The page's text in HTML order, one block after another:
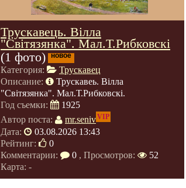
Трускавець. Вілла
"Світязянка". Мал.Т.Рибковскі
(1 фото)
новое
Категория:
Трускавец
Описание:
Трускавеь. Вілла
"Світязянка". Мал.Т.Рибковскі.
Год съемки:
1925
Автор поста:
mr.senivVIP
Дата:
03.08.2026 13:43
Рейтинг:
0
Комментарии:
0 , Просмотров:
52
Карта: -